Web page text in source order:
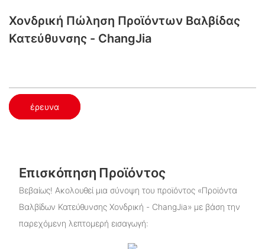
Χονδρική Πώληση Προϊόντων Βαλβίδας
Κατεύθυνσης - ChangJia
έρευνα
Επισκόπηση Προϊόντος
Βεβαίως! Ακολουθεί μια σύνοψη του προϊόντος «Προϊόντα
Βαλβίδων Κατεύθυνσης Χονδρική - ChangJia» με βάση την
παρεχόμενη λεπτομερή εισαγωγή: